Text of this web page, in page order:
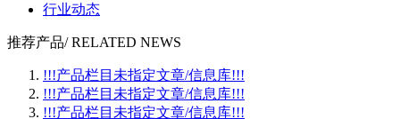
行业动态
推荐产品/ RELATED NEWS
!!!产品栏目未指定文章/信息库!!!
!!!产品栏目未指定文章/信息库!!!
!!!产品栏目未指定文章/信息库!!!